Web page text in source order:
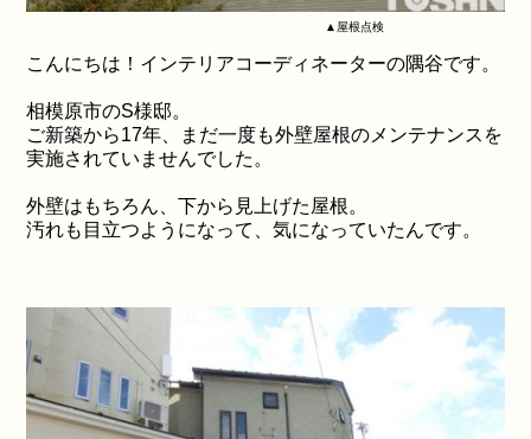
▲屋根点検
こんにちは！インテリアコーディネーターの隅谷です。
相模原市のS様邸。
ご新築から17年、まだ一度も外壁屋根のメンテナンスを
実施されていませんでした。
外壁はもちろん、下から見上げた屋根。
汚れも目立つようになって、気になっていたんです。